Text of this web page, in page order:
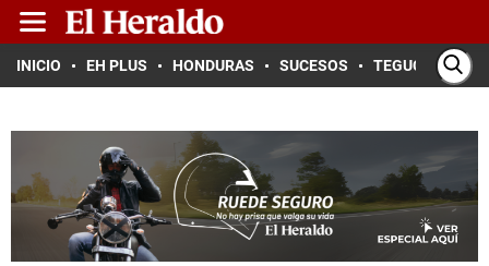
INICIO EH PLUS HONDURAS SUCESOS TEGUCIGALPA